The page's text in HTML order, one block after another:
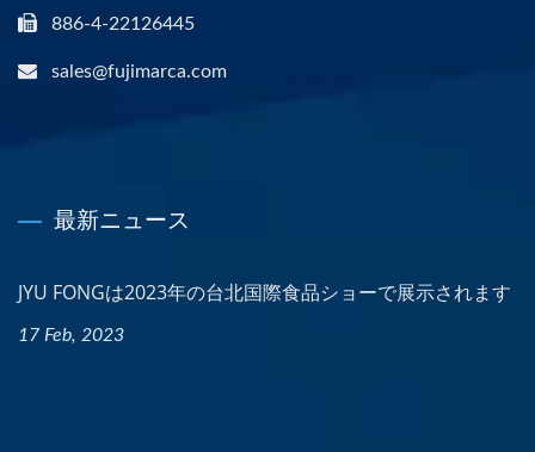
886-4-22126445
sales@fujimarca.com
最新ニュース
JYU FONGは2023年の台北国際食品ショーで展示されます
17 Feb, 2023